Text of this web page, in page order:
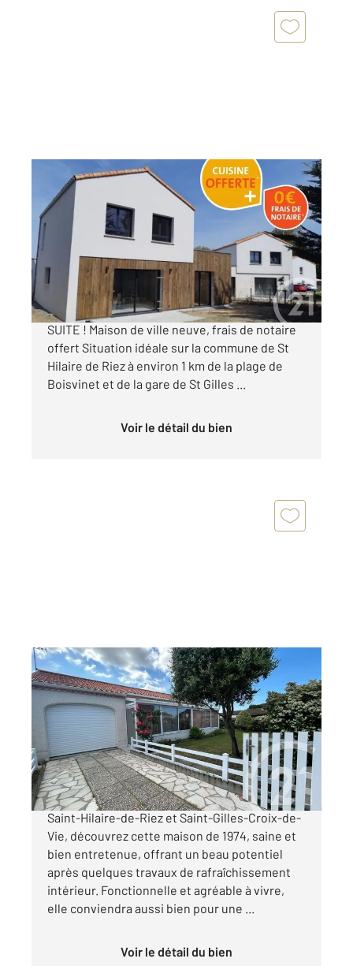
ST HILAIRE DE RIEZ 85
59,41 m
Ref : 6063
Maison à vendre
257 900 €
OPPORTUNITE BIEN NEUF DISPONIBLE DE
SUITE ! Maison de ville neuve, frais de notaire
offert Situation idéale sur la commune de St
Hilaire de Riez à environ 1 km de la plage de
Boisvinet et de la gare de St Gilles ...
Voir le détail du bien
ST HILAIRE DE RIEZ 85
78,11 m2, 3 pièces
Ref : 5956
Maison à vendre
263 950 €
À seulement 3 minutes des commerces de
Saint-Hilaire-de-Riez et Saint-Gilles-Croix-de-
Vie, découvrez cette maison de 1974, saine et
bien entretenue, offrant un beau potentiel
après quelques travaux de rafraîchissement
intérieur. Fonctionnelle et agréable à vivre,
elle conviendra aussi bien pour une ...
Voir le détail du bien